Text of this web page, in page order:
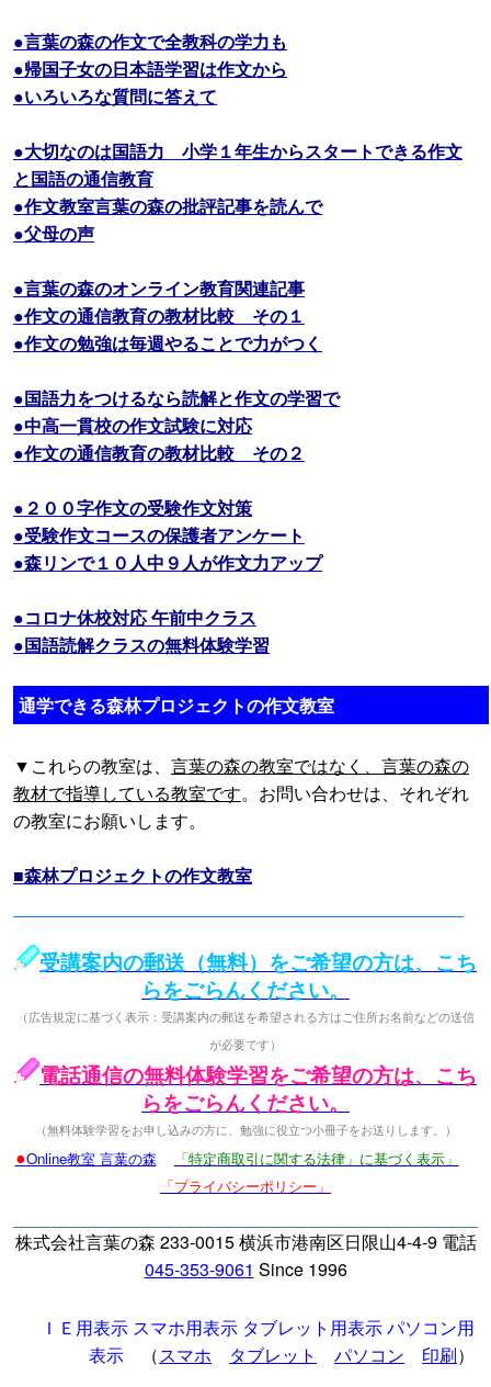
●言葉の森の作文で全教科の学力も
●帰国子女の日本語学習は作文から
●いろいろな質問に答えて
●大切なのは国語力 小学１年生からスタートできる作文
と国語の通信教育
●作文教室言葉の森の批評記事を読んで
●父母の声
●言葉の森のオンライン教育関連記事
●作文の通信教育の教材比較 その１
●作文の勉強は毎週やることで力がつく
●国語力をつけるなら読解と作文の学習で
●中高一貫校の作文試験に対応
●作文の通信教育の教材比較 その２
●２００字作文の受験作文対策
●受験作文コースの保護者アンケート
●森リンで１０人中９人が作文力アップ
●コロナ休校対応 午前中クラス
●国語読解クラスの無料体験学習
通学できる森林プロジェクトの作文教室
▼これらの教室は、 言葉の森の教室ではなく、言葉の森の
教材で指導している教室です。お問い合わせは、それぞれ
の教室にお願いします。
■森林プロジェクトの作文教室
受講案内の郵送（無料）をご希望の方は、こち
らをごらんください。
（広告規定に基づく表示：受講案内の郵送を希望される方はご住所お名前などの送信
が必要です）
電話通信の無料体験学習をご希望の方は、こち
らをごらんください。
（無料体験学習をお申し込みの方に、勉強に役立つ小冊子をお送りします。）
●Online教室 言葉の森
「特定商取引に関する法律」に基づく表示」
「プライバシーポリシー」
株式会社言葉の森 233-0015 横浜市港南区日限山4-4-9 電話
045-353-9061 Since 1996
ＩＥ用表示 スマホ用表示 タブレット用表示パソコン用
表示 （スマホ タブレット パソコン 印刷）